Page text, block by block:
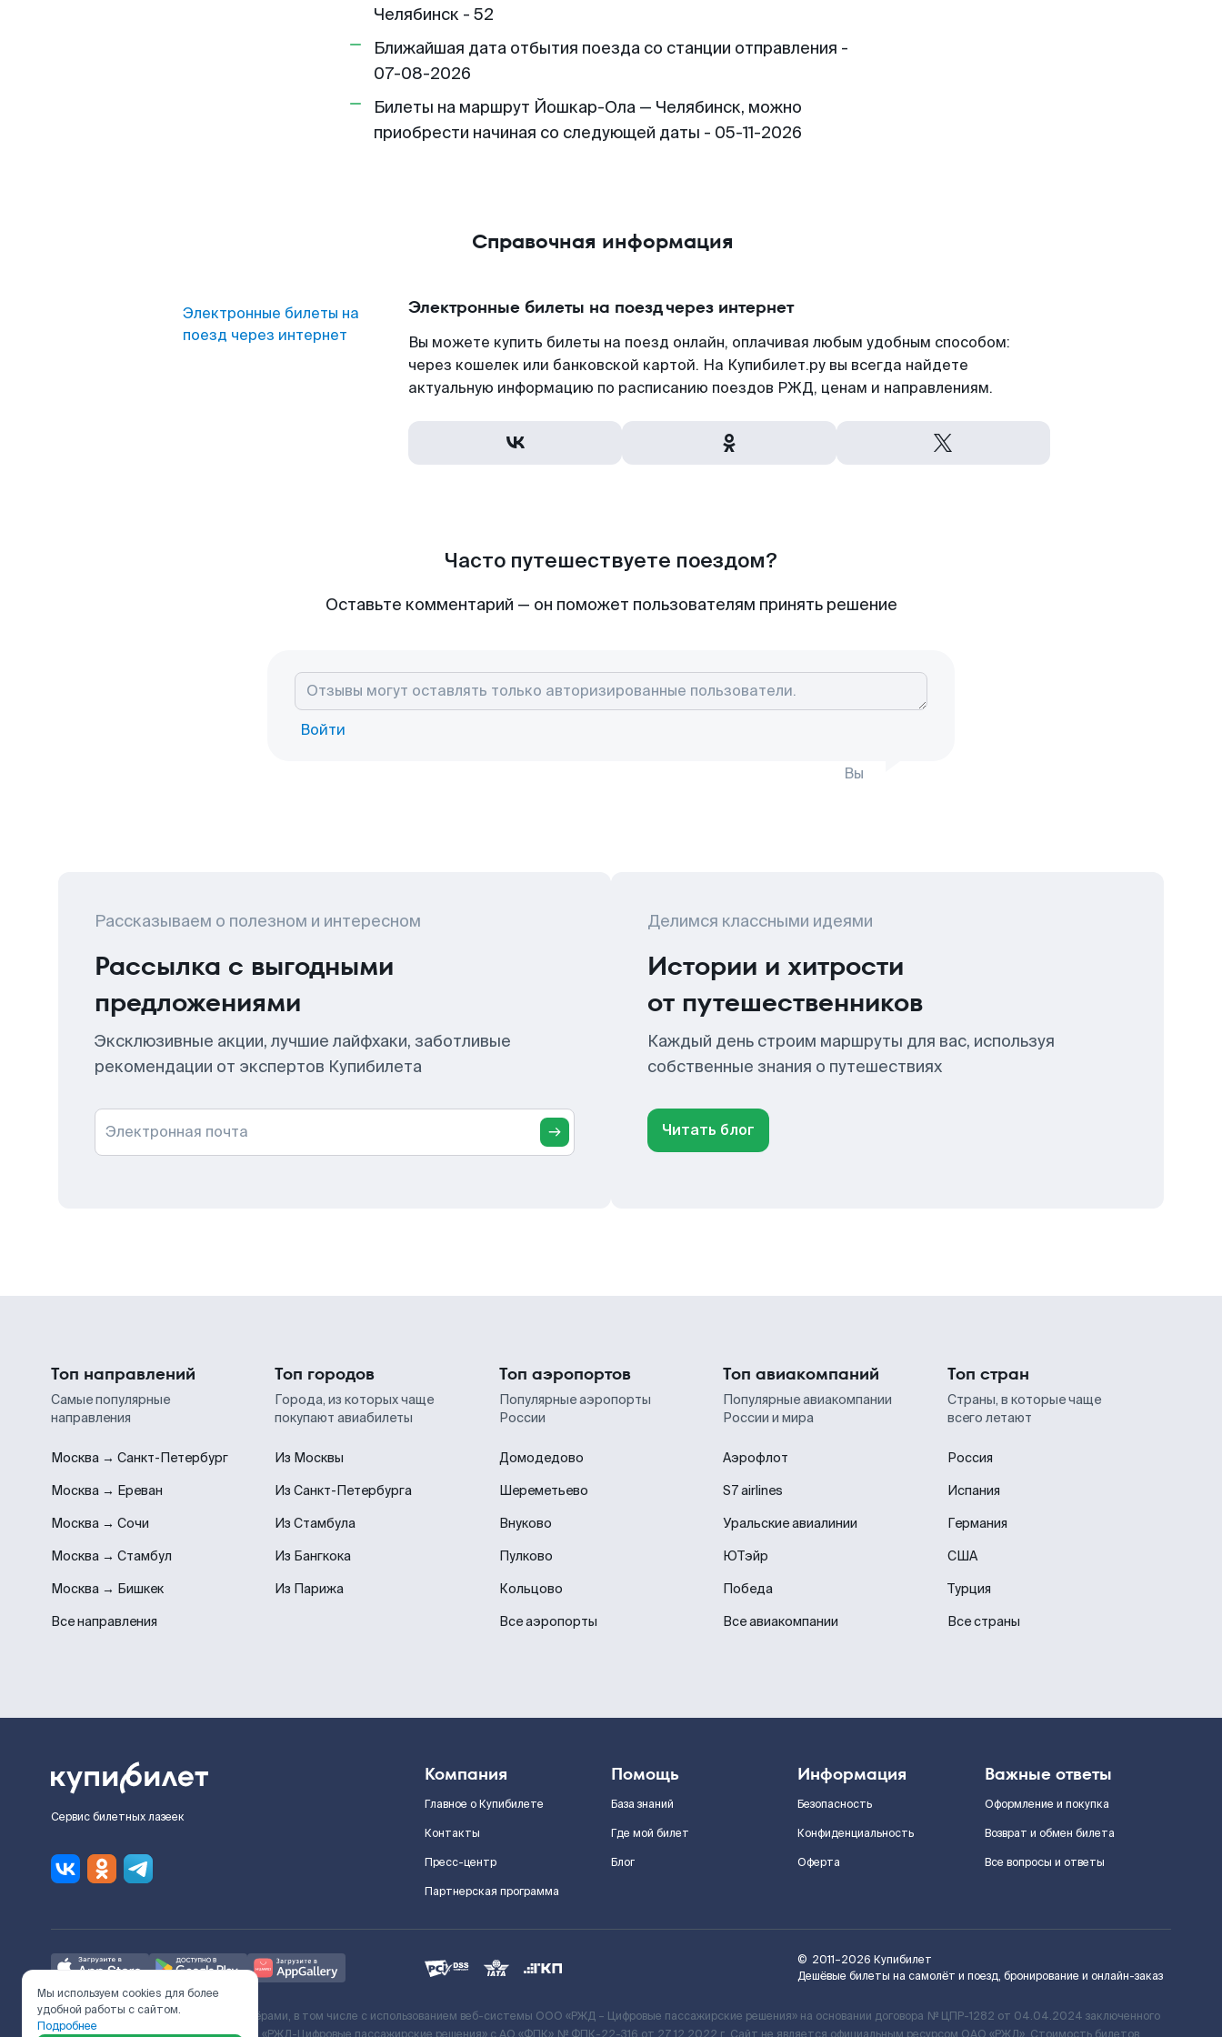
Челябинск - 52
Ближайшая дата отбытия поезда со станции отправления -
07-08-2026
Билеты на маршрут Йошкар-Ола — Челябинск, можно
приобрести начиная со следующей даты - 05-11-2026
Справочная информация
Электронные билеты на
поезд через интернет
Электронные билеты на поезд через интернет
Вы можете купить билеты на поезд онлайн, оплачивая любым удобным способом:
через кошелек или банковской картой. На Купибилет.ру вы всегда найдете
актуальную информацию по расписанию поездов РЖД, ценам и направлениям.
Часто путешествуете поездом?
Оставьте комментарий — он поможет пользователям принять решение
Войти
Вы
Рассказываем о полезном и интересном
Рассылка с выгодными
предложениями
Эксклюзивные акции, лучшие лайфхаки, заботливые
рекомендации от экспертов Купибилета
Электронная почта
Делимся классными идеями
Истории и хитрости
от путешественников
Каждый день строим маршруты для вас, используя
собственные знания о путешествиях
Читать блог
Топ направлений
Самые популярные
направления
Москва → Санкт-Петербург
Москва → Ереван
Москва → Сочи
Москва → Стамбул
Москва → Бишкек
Все направления
Топ городов
Города, из которых чаще
покупают авиабилеты
Из Москвы
Из Санкт-Петербурга
Из Стамбула
Из Бангкока
Из Парижа
Топ аэропортов
Популярные аэропорты
России
Домодедово
Шереметьево
Внуково
Пулково
Кольцово
Все аэропорты
Топ авиакомпаний
Популярные авиакомпании
России и мира
Аэрофлот
S7 airlines
Уральские авиалинии
ЮТэйр
Победа
Все авиакомпании
Топ стран
Страны, в которые чаще
всего летают
Россия
Испания
Германия
США
Турция
Все страны
Сервис билетных лазеек
Компания
Главное о Купибилете
Контакты
Пресс-центр
Партнерская программа
Помощь
База знаний
Где мой билет
Блог
Информация
Безопасность
Конфиденциальность
Оферта
Важные ответы
Оформление и покупка
Возврат и обмен билета
Все вопросы и ответы
© 2011–2026 Купибилет
Дешёвые билеты на самолёт и поезд, бронирование и онлайн-заказ
Ж/Д билеты предоставляются партнёрами, в том числе с использованием веб-системы ООО «РЖД – Цифровые пассажирские решения» на основании договора № ЦПР-1282 от 04.04.2024 заключенного
Мы используем cookies для более
удобной работы с сайтом.
Подробнее